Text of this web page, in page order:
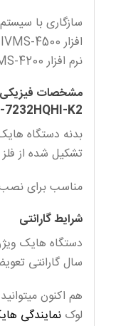
نرم افزار IVMS-4200
مشخصات فیزیکی
7232HQHI-K2
تشکیل شده از
مناسب برای
شرایط گارانتی
سال گارانتی
هم اکنون
لوک نمایندگی